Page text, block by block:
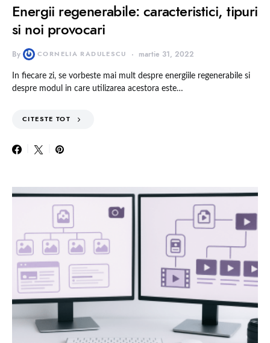
Energii regenerabile: caracteristici, tipuri
si noi provocari
By CORNELIA RADULESCU martie 31, 2022
In fiecare zi, se vorbeste mai mult despre energiile regenerabile si
despre modul in care utilizarea acestora este…
CITESTE TOT